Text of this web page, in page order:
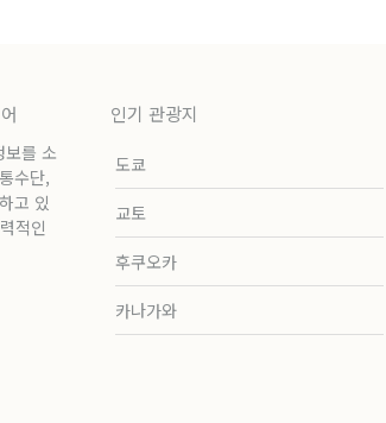
를 소
수단,
고 있
적인
인기 관광지
도쿄
교토
후쿠오카
카나가와